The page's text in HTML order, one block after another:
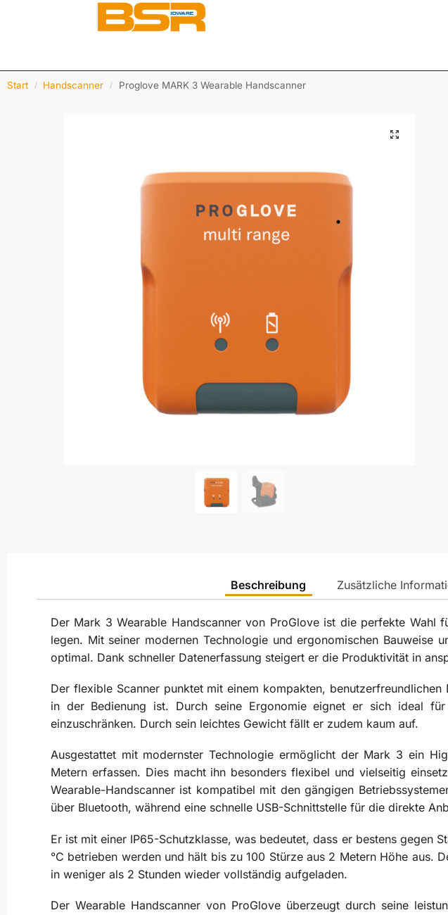
Start / Handscanner / Proglove MARK 3 Wearable Handscanner
Beschreibung Zusätzliche
Der Mark 3 Wearable Handscanner von ProGlove ist die perfekte
legen. Mit seiner modernen Technologie und ergonomischen Bauweise
optimal. Dank schneller Datenerfassung steigert er die Produktivität in
Der flexible Scanner punktet mit einem kompakten,
in der Bedienung ist. Durch seine Ergonomie eignet er sich ideal
einzuschränken. Durch sein leichtes Gewicht fällt er zudem kaum auf.
Ausgestattet mit modernster Technologie ermöglicht der Mark 3 ein
Metern erfassen. Dies macht ihn besonders flexibel und vielseitig
Wearable-Handscanner ist kompatibel mit den gängigen
über Bluetooth, während eine schnelle USB-Schnittstelle für die direkte
Er ist mit einer IP65-Schutzklasse, was bedeutet, dass er bestens gegen
°C betrieben werden und hält bis zu 100 Stürze aus 2 Metern Höhe
in weniger als 2 Stunden wieder vollständig aufgeladen.
Der Wearable Handscanner von ProGlove überzeugt durch seine